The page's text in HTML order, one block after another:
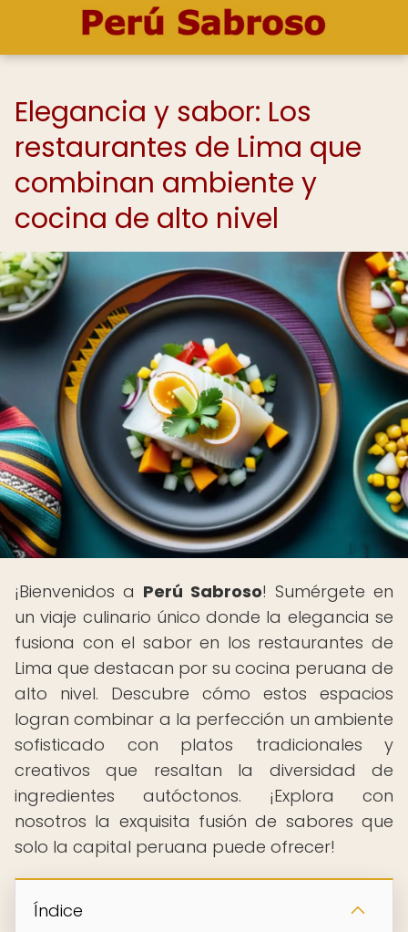
Elegancia y sabor: Los
restaurantes de Lima que
combinan ambiente y
cocina de alto nivel
¡Bienvenidos a Perú Sabroso! Sumérgete en
un viaje culinario único donde la elegancia se
fusiona con el sabor en los restaurantes de
Lima que destacan por su cocina peruana de
alto nivel. Descubre cómo estos espacios
logran combinar a la perfección un ambiente
sofisticado con platos tradicionales y
creativos que resaltan la diversidad de
ingredientes autóctonos. ¡Explora con
nosotros la exquisita fusión de sabores que
solo la capital peruana puede ofrecer!
Índice